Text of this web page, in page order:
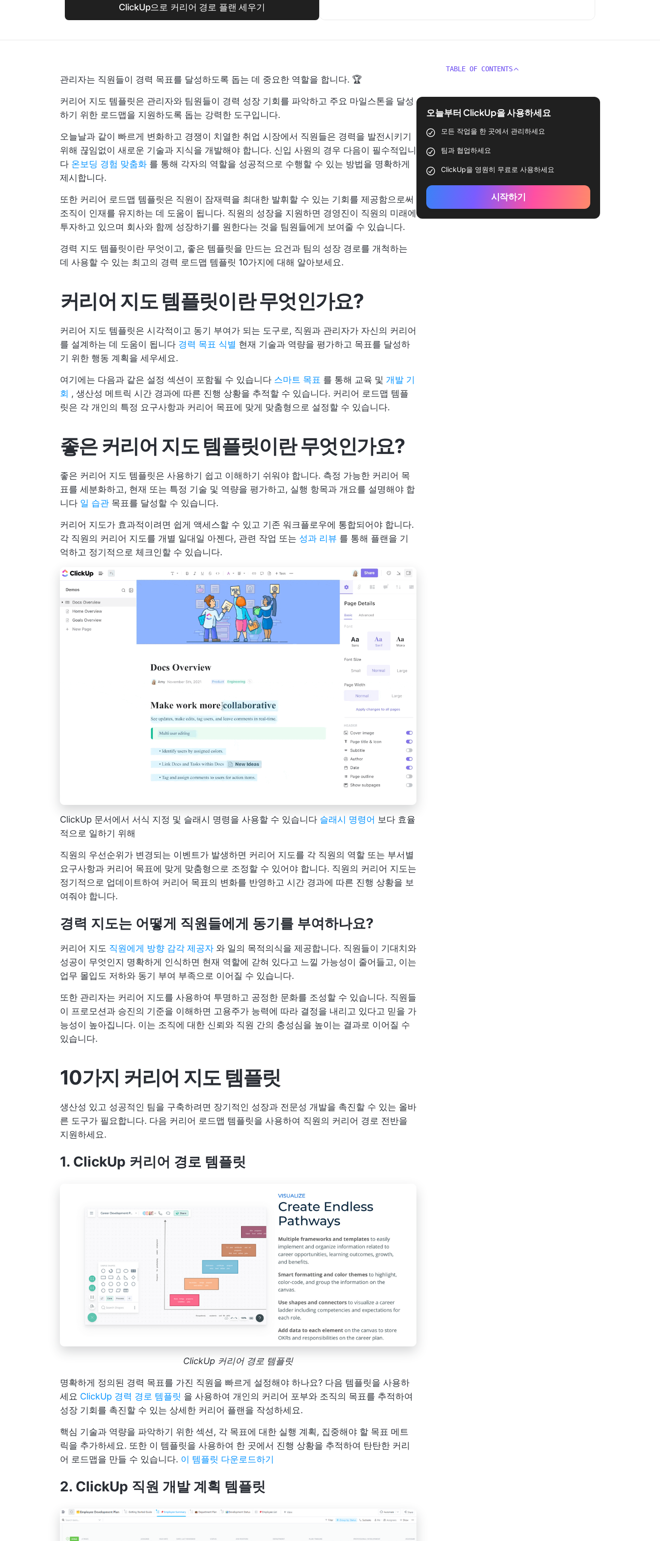
ClickUp으로 커리어 경로 플랜 세우기
관리자는 직원들이 경력 목표를 달성하도록 돕는 데 중요한 역할을 합니다. 🏆
커리어 지도 템플릿은 관리자와 팀원들이 경력 성장 기회를 파악하고 주요 마일스톤을 달성
하기 위한 로드맵을 지원하도록 돕는 강력한 도구입니다.
오늘날과 같이 빠르게 변화하고 경쟁이 치열한 취업 시장에서 직원들은 경력을 발전시키기
위해 끊임없이 새로운 기술과 지식을 개발해야 합니다. 신입 사원의 경우 다음이 필수적입니
다 온보딩 경험 맞춤화 를 통해 각자의 역할을 성공적으로 수행할 수 있는 방법을 명확하게
제시합니다.
또한 커리어 로드맵 템플릿은 직원이 잠재력을 최대한 발휘할 수 있는 기회를 제공함으로써
조직이 인재를 유지하는 데 도움이 됩니다. 직원의 성장을 지원하면 경영진이 직원의 미래에
투자하고 있으며 회사와 함께 성장하기를 원한다는 것을 팀원들에게 보여줄 수 있습니다.
경력 지도 템플릿이란 무엇이고, 좋은 템플릿을 만드는 요건과 팀의 성장 경로를 개척하는
데 사용할 수 있는 최고의 경력 로드맵 템플릿 10가지에 대해 알아보세요.
커리어 지도 템플릿이란 무엇인가요?
커리어 지도 템플릿은 시각적이고 동기 부여가 되는 도구로, 직원과 관리자가 자신의 커리어
를 설계하는 데 도움이 됩니다 경력 목표 식별 현재 기술과 역량을 평가하고 목표를 달성하
기 위한 행동 계획을 세우세요.
여기에는 다음과 같은 설정 섹션이 포함될 수 있습니다 스마트 목표 를 통해 교육 및 개발 기
회 , 생산성 메트릭 시간 경과에 따른 진행 상황을 추적할 수 있습니다. 커리어 로드맵 템플
릿은 각 개인의 특정 요구사항과 커리어 목표에 맞게 맞춤형으로 설정할 수 있습니다.
좋은 커리어 지도 템플릿이란 무엇인가요?
좋은 커리어 지도 템플릿은 사용하기 쉽고 이해하기 쉬워야 합니다. 측정 가능한 커리어 목
표를 세분화하고, 현재 또는 특정 기술 및 역량을 평가하고, 실행 항목과 개요를 설명해야 합
니다 일 습관 목표를 달성할 수 있습니다.
커리어 지도가 효과적이려면 쉽게 액세스할 수 있고 기존 워크플로우에 통합되어야 합니다.
각 직원의 커리어 지도를 개별 일대일 아젠다, 관련 작업 또는 성과 리뷰 를 통해 플랜을 기
억하고 정기적으로 체크인할 수 있습니다.
ClickUp 문서에서 서식 지정 및 슬래시 명령을 사용할 수 있습니다 슬래시 명령어 보다 효율
적으로 일하기 위해
직원의 우선순위가 변경되는 이벤트가 발생하면 커리어 지도를 각 직원의 역할 또는 부서별
요구사항과 커리어 목표에 맞게 맞춤형으로 조정할 수 있어야 합니다. 직원의 커리어 지도는
정기적으로 업데이트하여 커리어 목표의 변화를 반영하고 시간 경과에 따른 진행 상황을 보
여줘야 합니다.
경력 지도는 어떻게 직원들에게 동기를 부여하나요?
커리어 지도 직원에게 방향 감각 제공자 와 일의 목적의식을 제공합니다. 직원들이 기대치와
성공이 무엇인지 명확하게 인식하면 현재 역할에 갇혀 있다고 느낄 가능성이 줄어들고, 이는
업무 몰입도 저하와 동기 부여 부족으로 이어질 수 있습니다.
또한 관리자는 커리어 지도를 사용하여 투명하고 공정한 문화를 조성할 수 있습니다. 직원들
이 프로모션과 승진의 기준을 이해하면 고용주가 능력에 따라 결정을 내리고 있다고 믿을 가
능성이 높아집니다. 이는 조직에 대한 신뢰와 직원 간의 충성심을 높이는 결과로 이어질 수
있습니다.
10가지 커리어 지도 템플릿
생산성 있고 성공적인 팀을 구축하려면 장기적인 성장과 전문성 개발을 촉진할 수 있는 올바
른 도구가 필요합니다. 다음 커리어 로드맵 템플릿을 사용하여 직원의 커리어 경로 전반을
지원하세요.
1. ClickUp 커리어 경로 템플릿
ClickUp 커리어 경로 템플릿
명확하게 정의된 경력 목표를 가진 직원을 빠르게 설정해야 하나요? 다음 템플릿을 사용하
세요 ClickUp 경력 경로 템플릿 을 사용하여 개인의 커리어 포부와 조직의 목표를 추적하여
성장 기회를 촉진할 수 있는 상세한 커리어 플랜을 작성하세요.
핵심 기술과 역량을 파악하기 위한 섹션, 각 목표에 대한 실행 계획, 집중해야 할 목표 메트
릭을 추가하세요. 또한 이 템플릿을 사용하여 한 곳에서 진행 상황을 추적하여 탄탄한 커리
어 로드맵을 만들 수 있습니다. 이 템플릿 다운로드하기
2. ClickUp 직원 개발 계획 템플릿
TABLE OF CONTENTS
오늘부터 ClickUp을 사용하세요
모든 작업을 한 곳에서 관리하세요
팀과 협업하세요
ClickUp을 영원히 무료로 사용하세요
시작하기